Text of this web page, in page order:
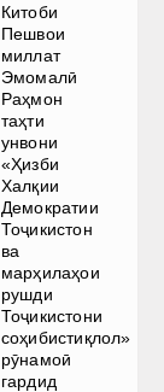
Китоби
Пешвои
миллат
Эмомалӣ
Раҳмон
таҳти
унвони
«Ҳизби
Халқии
Демократии
Тоҷикистон
ва
марҳилаҳои
рушди
Тоҷикистони
соҳибистиқлол»
рӯнамоӣ
гардид